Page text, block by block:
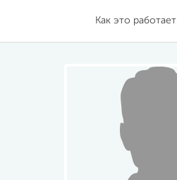
Как это работает